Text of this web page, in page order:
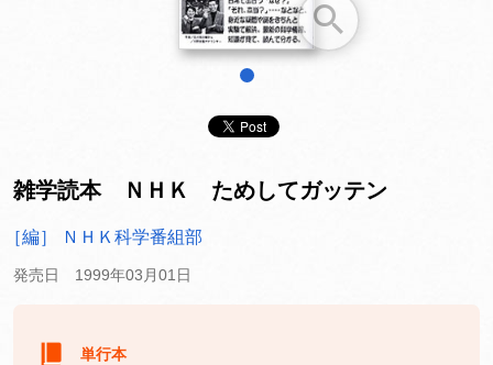
雑学読本 ＮＨＫ ためしてガッテン
［編］ ＮＨＫ科学番組部
発売日 1999年03月01日
単行本